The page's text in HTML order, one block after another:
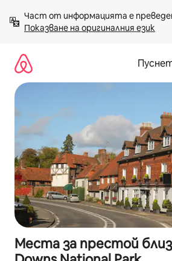
към
съдържанието
Показване на оригиналния език
Места за престой